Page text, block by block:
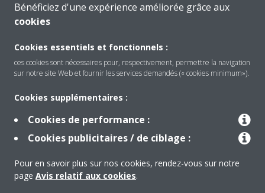
CONTACTEZ-NOUS
Solutions
À propos de Daikin
Bénéficiez d'une expérience améliorée grâce aux
cookies
Cookies essentiels et fonctionnels :
ces cookies sont nécessaires pour, respectivement, permettre la navigation
sur notre site Web et fournir les services demandés (« cookies minimum»).
Cookies supplémentaires :
Cookies de performance :
Cookies publicitaires / de ciblage :
Pour en savoir plus sur nos cookies, rendez-vous sur notre
page Avis relatif aux cookies.